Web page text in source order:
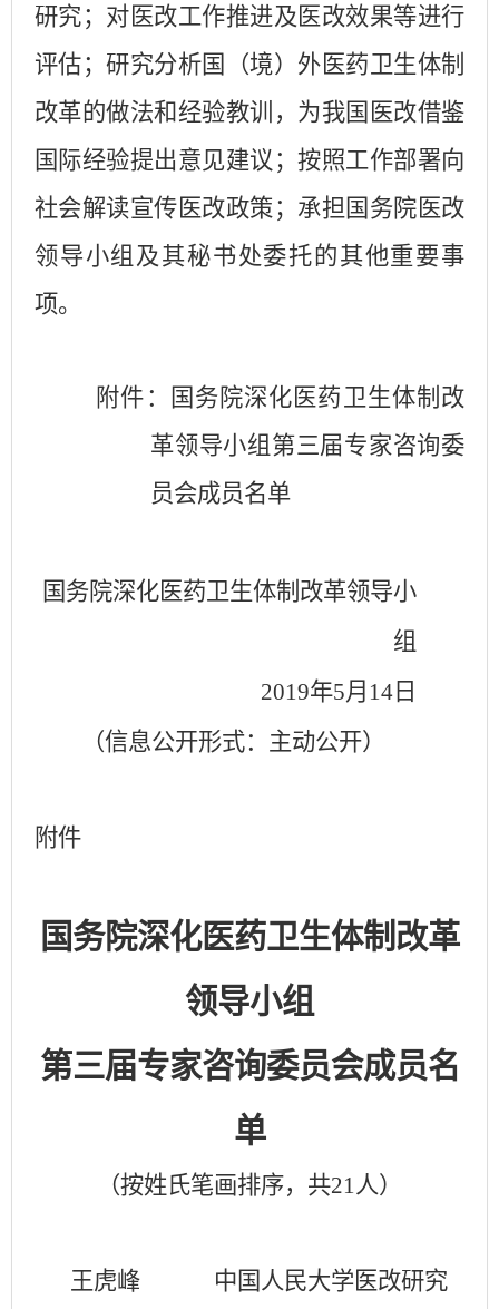
研究；对医改工作推进及医改效果等进行
评估；研究分析国（境）外医药卫生体制
改革的做法和经验教训，为我国医改借鉴
国际经验提出意见建议；按照工作部署向
社会解读宣传医改政策； 承担国务院医改
领导小组及其秘书处委托的其他重要事
项。
附件：国务院深化医药卫生体制改
革领导小组第三届专家咨询委
员会成员名单
国务院深化医药卫生体制改革领导小
组
2019年5月14日
（信息公开形式：主动公开）
附件
国务院深化医药卫生体制改革
领导小组
第三届专家咨询委员会成员名
单
（按姓氏笔画排序，共21人）
王虎峰 中国人民大学医改研究